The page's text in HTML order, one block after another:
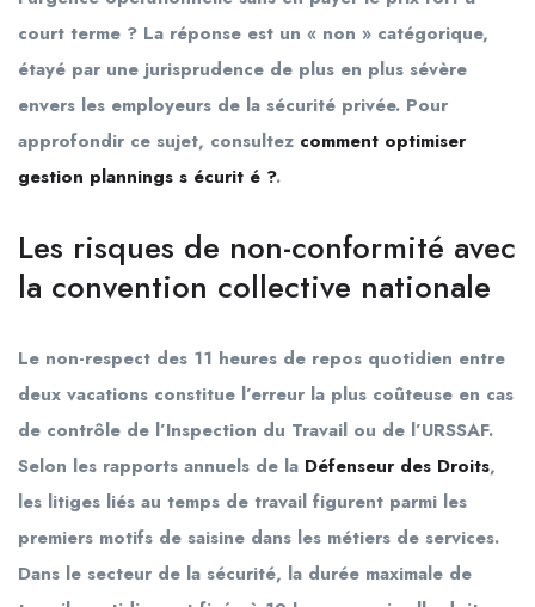
court terme ? La réponse est un « non » catégorique,
étayé par une jurisprudence de plus en plus sévère
envers les employeurs de la sécurité privée. Pour
approfondir ce sujet, consultez comment optimiser
gestion plannings s écurit é ?.
Les risques de non-conformité avec
la convention collective nationale
Le non-respect des 11 heures de repos quotidien entre
deux vacations constitue l’erreur la plus coûteuse en cas
de contrôle de l’Inspection du Travail ou de l’URSSAF.
Selon les rapports annuels de la Défenseur des Droits,
les litiges liés au temps de travail figurent parmi les
premiers motifs de saisine dans les métiers de services.
Dans le secteur de la sécurité, la durée maximale de